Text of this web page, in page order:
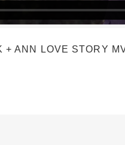
+ ANN LOVE STORY